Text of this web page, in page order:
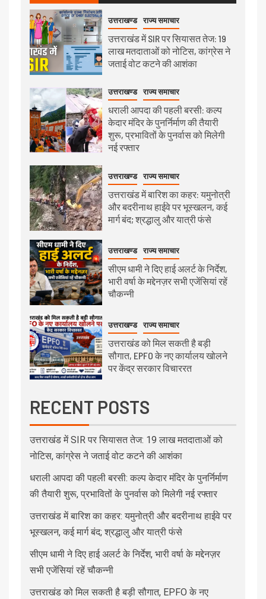
उत्तराखण्ड राज्य समाचार
उत्तराखंड में SIR पर सियासत तेज: 19
लाख मतदाताओं को नोटिस, कांग्रेस ने
जताई वोट कटने की आशंका
उत्तराखण्ड राज्य समाचार
धराली आपदा की पहली बरसी: कल्प
केदार मंदिर के पुनर्निर्माण की तैयारी
शुरू, प्रभावितों के पुनर्वास को मिलेगी
नई रफ्तार
उत्तराखण्ड राज्य समाचार
उत्तराखंड में बारिश का कहर: यमुनोत्री
और बदरीनाथ हाईवे पर भूस्खलन, कई
मार्ग बंद; श्रद्धालु और यात्री फंसे
उत्तराखण्ड राज्य समाचार
सीएम धामी ने दिए हाई अलर्ट के निर्देश,
भारी वर्षा के मद्देनज़र सभी एजेंसियां रहें
चौकन्नी
उत्तराखण्ड राज्य समाचार
उत्तराखंड को मिल सकती है बड़ी
सौगात, EPFO के नए कार्यालय खोलने
पर केंद्र सरकार विचाररत
RECENT POSTS
उत्तराखंड में SIR पर सियासत तेज: 19 लाख मतदाताओं को
नोटिस, कांग्रेस ने जताई वोट कटने की आशंका
धराली आपदा की पहली बरसी: कल्प केदार मंदिर के पुनर्निर्माण
की तैयारी शुरू, प्रभावितों के पुनर्वास को मिलेगी नई रफ्तार
उत्तराखंड में बारिश का कहर: यमुनोत्री और बदरीनाथ हाईवे पर
भूस्खलन, कई मार्ग बंद; श्रद्धालु और यात्री फंसे
सीएम धामी ने दिए हाई अलर्ट के निर्देश, भारी वर्षा के मद्देनज़र
सभी एजेंसियां रहें चौकन्नी
उत्तराखंड को मिल सकती है बड़ी सौगात, EPFO के नए